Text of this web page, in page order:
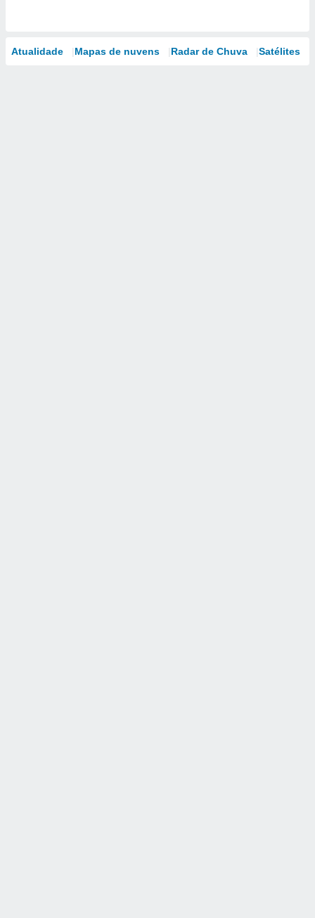
Atualidade Mapas de nuvens Radar de Chuva Satélites